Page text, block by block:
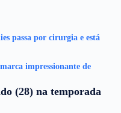
passa por cirurgia e está
impressionante de
(28) na temporada